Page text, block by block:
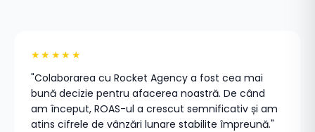
★★★★★
"Colaborarea cu Rocket Agency a fost cea mai
bună decizie pentru afacerea noastră. De când
am început, ROAS-ul a crescut semnificativ și am
atins cifrele de vânzări lunare stabilite împreună."